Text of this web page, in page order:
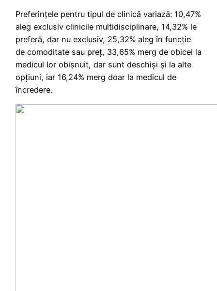
Preferințele pentru tipul de clinică variază: 10,47%
aleg exclusiv clinicile multidisciplinare, 14,32% le
preferă, dar nu exclusiv, 25,32% aleg în funcție
de comoditate sau preț, 33,65% merg de obicei la
medicul lor obișnuit, dar sunt deschiși și la alte
opțiuni, iar 16,24% merg doar la medicul de
încredere.